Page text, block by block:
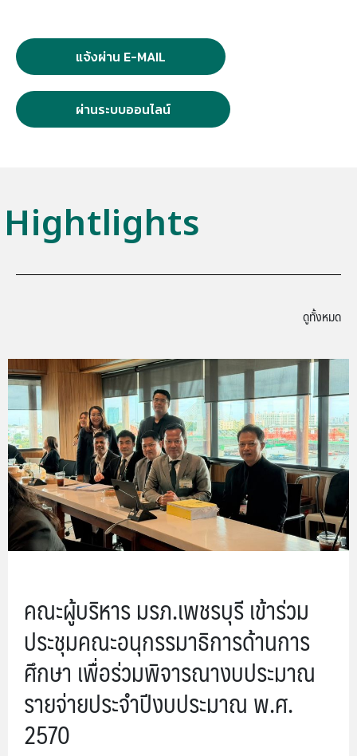
แจ้งผ่าน E-MAIL
ผ่านระบบออนไลน์
Hightlights
ดูทั้งหมด
คณะผู้บริหาร มรภ.เพชรบุรี เข้าร่วม
ประชุมคณะอนุกรรมาธิการด้านการ
ศึกษา เพื่อร่วมพิจารณางบประมาณ
รายจ่ายประจำปีงบประมาณ พ.ศ.
2570